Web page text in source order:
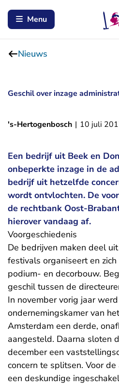
Menu
Nieuws
Geschil over inzage
's-Hertogenbosch | 10 juli
Een bedrijf uit Beek en
onbeperkte inzage in de
bedrijf uit hetzelfde
wordt ontvlochten. De
de rechtbank Oost-
hierover vandaag af.
Voorgeschiedenis
De bedrijven maken deel
festivals organiseert en
podium- en decorbouw.
geschil tussen de
In november vorig jaar
ondernemingskamer van
Amsterdam een derde,
aangesteld. Daarna sloten
december een
concern te splitsen. Voor
een deskundige